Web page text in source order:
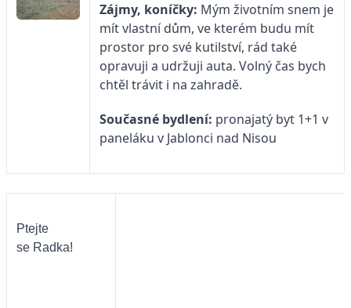
Zájmy, koníčky: Mým životním snem je
mít vlastní dům, ve kterém budu mít
prostor pro své kutilství, rád také
opravuji a udržuji auta. Volný čas bych
chtěl trávit i na zahradě.
Současné bydlení: pronajatý byt 1+1 v
paneláku v Jablonci nad Nisou
Ptejte
se Radka!